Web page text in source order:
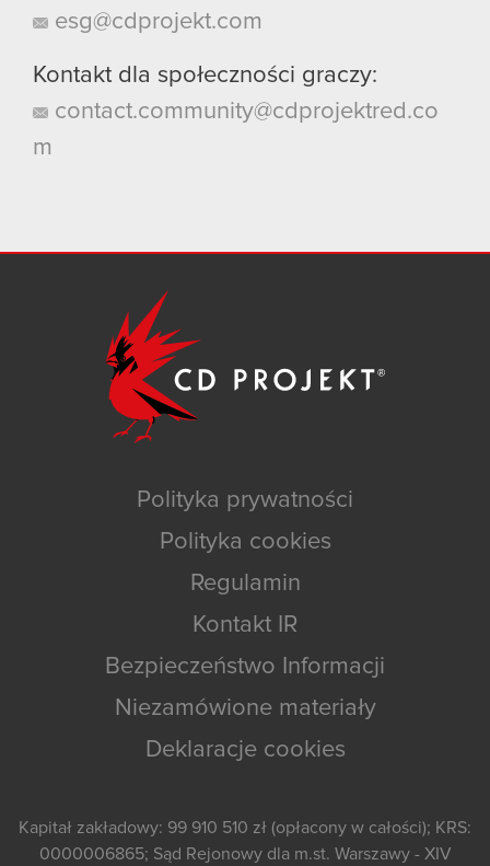
esg@cdprojekt.com
Kontakt dla społeczności graczy:
contact.community@cdprojektred.co
m
Polityka prywatności
Polityka cookies
Regulamin
Kontakt IR
Bezpieczeństwo Informacji
Niezamówione materiały
Deklaracje cookies
Kapitał zakładowy: 99 910 510 zł (opłacony w całości); KRS:
0000006865; Sąd Rejonowy dla m.st. Warszawy - XIV